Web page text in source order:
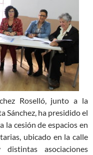
Roselló, junto a la
Sánchez, ha presidido el
la cesión de espacios en
ubicado en la calle
asociaciones